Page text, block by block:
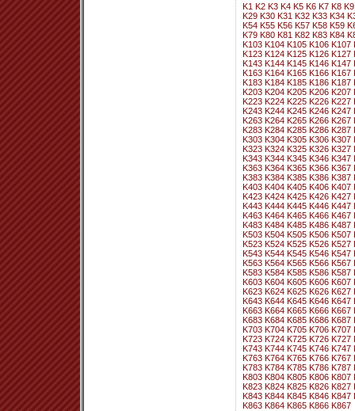
K1 K2 K3 K4 K5 K6 K7 K8 K9
K29 K30 K31 K32 K33 K34
K54 K55 K56 K57 K58 K59
K79 K80 K81 K82 K83 K84
K103 K104 K105 K106 K107
K123 K124 K125 K126 K127
K143 K144 K145 K146 K147
K163 K164 K165 K166 K167
K183 K184 K185 K186 K187
K203 K204 K205 K206 K207
K223 K224 K225 K226 K227
K243 K244 K245 K246 K247
K263 K264 K265 K266 K267
K283 K284 K285 K286 K287
K303 K304 K305 K306 K307
K323 K324 K325 K326 K327
K343 K344 K345 K346 K347
K363 K364 K365 K366 K367
K383 K384 K385 K386 K387
K403 K404 K405 K406 K407
K423 K424 K425 K426 K427
K443 K444 K445 K446 K447
K463 K464 K465 K466 K467
K483 K484 K485 K486 K487
K503 K504 K505 K506 K507
K523 K524 K525 K526 K527
K543 K544 K545 K546 K547
K563 K564 K565 K566 K567
K583 K584 K585 K586 K587
K603 K604 K605 K606 K607
K623 K624 K625 K626 K627
K643 K644 K645 K646 K647
K663 K664 K665 K666 K667
K683 K684 K685 K686 K687
K703 K704 K705 K706 K707
K723 K724 K725 K726 K727
K743 K744 K745 K746 K747
K763 K764 K765 K766 K767
K783 K784 K785 K786 K787
K803 K804 K805 K806 K807
K823 K824 K825 K826 K827
K843 K844 K845 K846 K847
K863 K864 K865 K866 K867